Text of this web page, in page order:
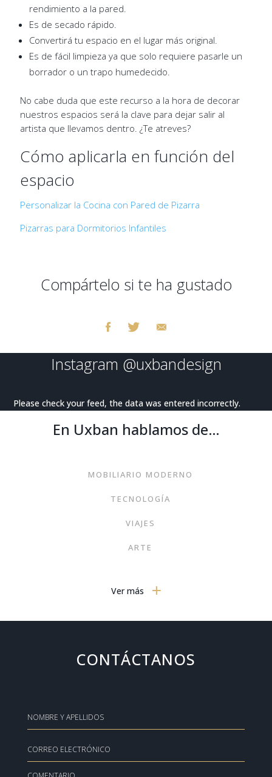
rendimiento a la pared.
Es de secado rápido.
Convertirá tu espacio en el lugar más original.
Es de fácil limpieza ya que solo requiere pasarle un
borrador o un trapo humedecido.
No cabe duda que este recurso a la hora de decorar
nuestros espacios será la clave para dejar salir al
artista que llevamos dentro. ¿Te atreves?
Cómo aplicarla en función del
espacio
Personalizar la Cocina con Pared de Pizarra
Pizarras para Dormitorios Infantiles
Compártelo si te ha gustado
Instagram @uxbandesign
Please check your feed, the data was entered incorrectly.
En Uxban hablamos de…
MOBILIARIO MODERNO
TECNOLOGÍA
VIAJES
ARTE
SIN CATEGORIZAR
GOURMET
MOTOR
TECNOLOGÍA EN EL HOGAR
Ver más
CONTÁCTANOS